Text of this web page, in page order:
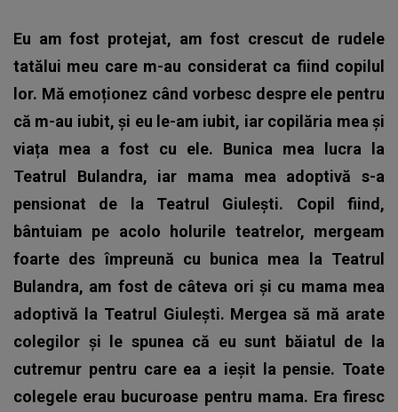
Eu am fost protejat, am fost crescut de rudele
tatălui meu care m-au considerat ca fiind copilul
lor. Mă emoționez când vorbesc despre ele pentru
că m-au iubit, și eu le-am iubit, iar copilăria mea și
viața mea a fost cu ele. Bunica mea lucra la
Teatrul Bulandra, iar mama mea adoptivă s-a
pensionat de la Teatrul Giulești. Copil fiind,
bântuiam pe acolo holurile teatrelor, mergeam
foarte des împreună cu bunica mea la Teatrul
Bulandra, am fost de câteva ori și cu mama mea
adoptivă la Teatrul Giulești. Mergea să mă arate
colegilor și le spunea că eu sunt băiatul de la
cutremur pentru care ea a ieșit la pensie. Toate
colegele erau bucuroase pentru mama. Era firesc